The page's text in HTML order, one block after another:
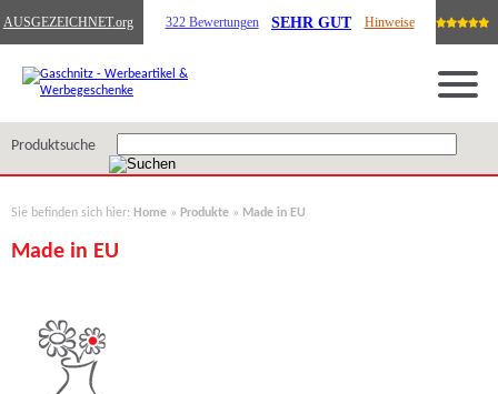
AUSGEZEICHNET.org 322 Bewertungen SEHR GUT Hinweise
Produktsuche
Sie befinden sich hier: Home » Produkte » Made in EU
Made in EU